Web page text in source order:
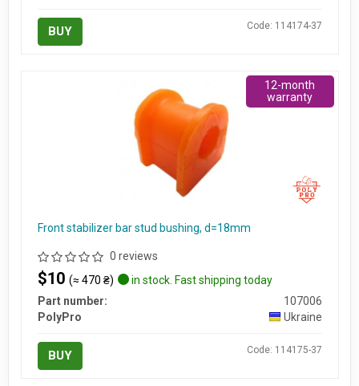
BUY Code: 114174-37
Front stabilizer bar stud bushing, d=18mm
0 reviews
$10 (≈ 470 ₴)
in stock. Fast shipping today
Part number:
107006
PolyPro
Ukraine
BUY Code: 114175-37
12-month
warranty